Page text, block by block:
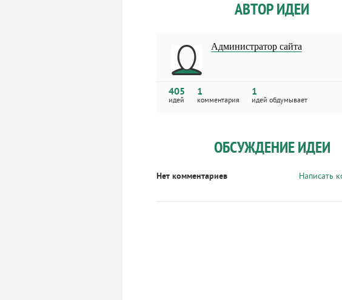
АВТОР ИДЕИ
Администратор сайта
405
идей
1
комментария
1
идей обдумывает
ОБСУЖДЕНИЕ ИДЕИ
Написать
Нет комментариев